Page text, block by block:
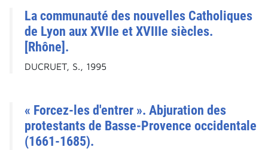
La communauté des nouvelles Catholiques
de Lyon aux XVIIe et XVIIIe siècles.
[Rhône].
DUCRUET, S., 1995
« Forcez-les d'entrer ». Abjuration des
protestants de Basse-Provence occidentale
(1661-1685).